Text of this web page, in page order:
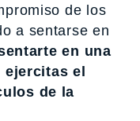
de los
a sentarse en
en una
ejercitas el
de la